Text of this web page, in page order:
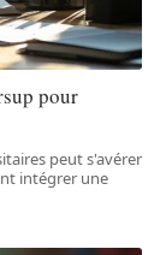
pour
peut s'avérer
intégrer une